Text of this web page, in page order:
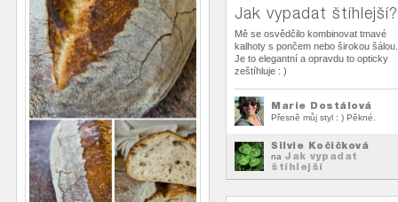
Jak vypadat štíhlejší?
Mě se osvědčilo kombinovat tmavé
kalhoty s pončem nebo širokou šálou.
Je to elegantní a opravdu to opticky
zeštíhluje : )
Marie Dostálová
Přesně můj styl : ) Pěkné.
Silvie Kočičková
na Jak vypadat
štíhlejší